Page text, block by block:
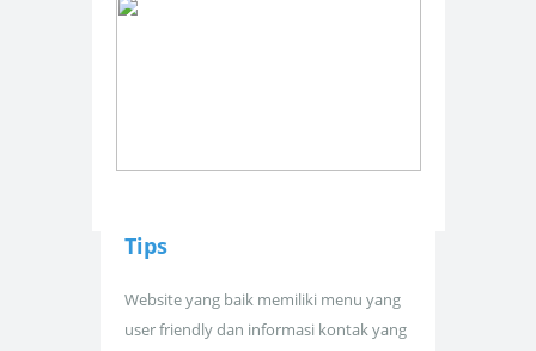
Tips
Website yang baik memiliki menu yang
user friendly dan informasi kontak yang